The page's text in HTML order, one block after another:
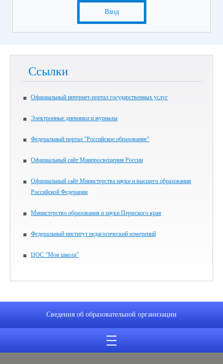
Вход
Ссылки
Официальный интернет-портал государственных услуг
Электронные дневники и журналы
Федеральный портал "Российское образование"
Официальный сайт Минпросвещения России
Официальный сайт Министерства науки и высшего образования
Российской Федерации
Министерство образования и науки Пермского края
Федеральный институт педагогический измерений
ЦОС "Моя школа"
Сведения об образовательной организации